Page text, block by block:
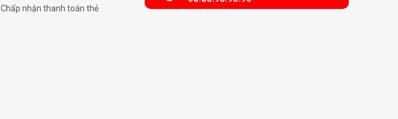
Chấp nhận thanh toán thẻ